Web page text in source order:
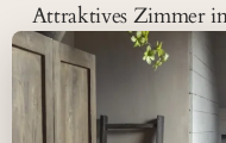
Attraktives Zimmer